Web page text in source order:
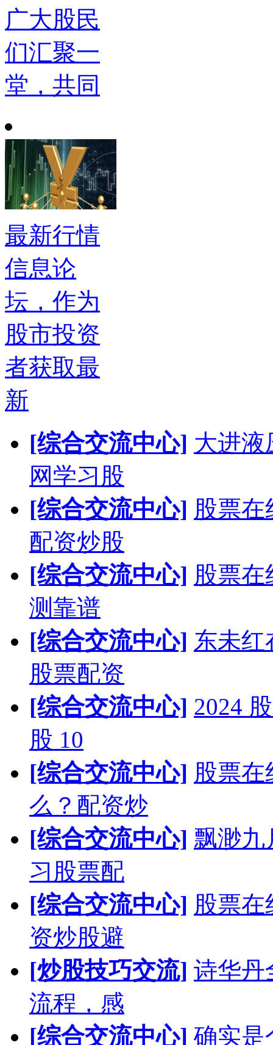
广大股民
们汇聚一
堂，共同
最新行情
信息论
坛，作为
股市投资
者获取最
新
[综合交流中心] 大进液
网学习股
[综合交流中心] 股票
配资炒股
[综合交流中心] 股票在
测靠谱
[综合交流中心] 东未红
股票配资
[综合交流中心] 2024
股 10
[综合交流中心] 股票
么？配资炒
[综合交流中心] 飘渺九
习股票配
[综合交流中心] 股票
资炒股避
[炒股技巧交流] 诗华丹
流程，感
[综合交流中心] 确实是